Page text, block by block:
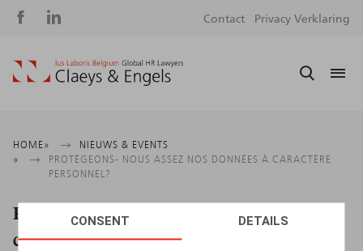
CONSENT DETAILS
Social
Contact Privacy Verklaring
Kruimelpad
HOME
NIEUWS & EVENTS
PROTÉGEONS- NOUS ASSEZ NOS DONNÉES À CARACTÈRE
PERSONNEL?
Protégeons- nous assez nos données à
caractère personnel?